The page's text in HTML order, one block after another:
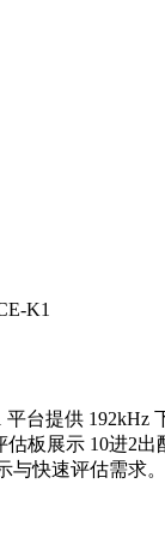
K1
台提供 192kHz
估板展示 10进2出
与快速评估需求。